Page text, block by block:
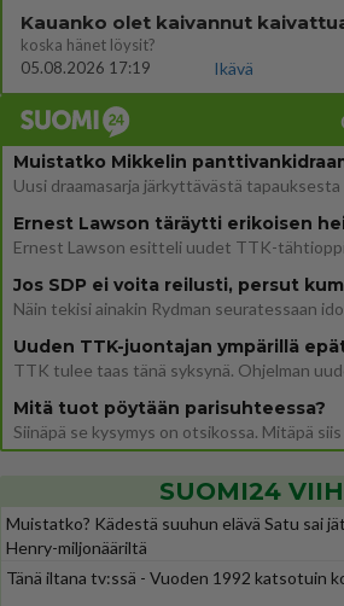
Kauanko olet kaivannut
koska hänet löysit?
05.08.2026 17:19
Ikävä
Muistatko Mikkelin
Mitä tuot pöytään parisuhteessa?
SUOMI24
Muistatko? Kädestä suuhun elävä Satu sai
Henry-miljonääriltä
Tänä iltana tv:ssä - Vuoden 1992 katsotuin